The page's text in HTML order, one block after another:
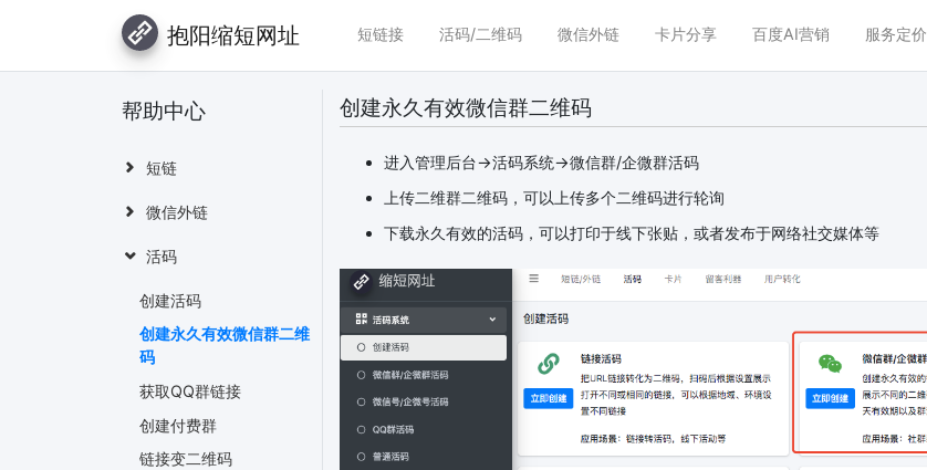
抱阳缩短网址 短链接 活码/二维码 微信外链 卡片分享 百度AI营销 服务定价
帮助中心
短链
微信外链
活码
创建活码
创建永久有效微信群二维
码
获取QQ群链接
创建付费群
链接变二维码
创建永久有效微信群二维码
进入管理后台->活码系统->微信群/企微群活码
上传二维群二维码，可以上传多个二维码进行轮询
下载永久有效的活码，可以打印于线下张贴，或者发布于网络社交媒体等